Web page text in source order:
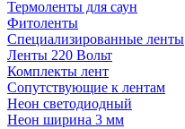
Термоленты для саун
Фитоленты
Специализированные ленты
Ленты 220 Вольт
Комплекты лент
Сопутствующие к лентам
Неон светодиодный
Неон ширина 3 мм